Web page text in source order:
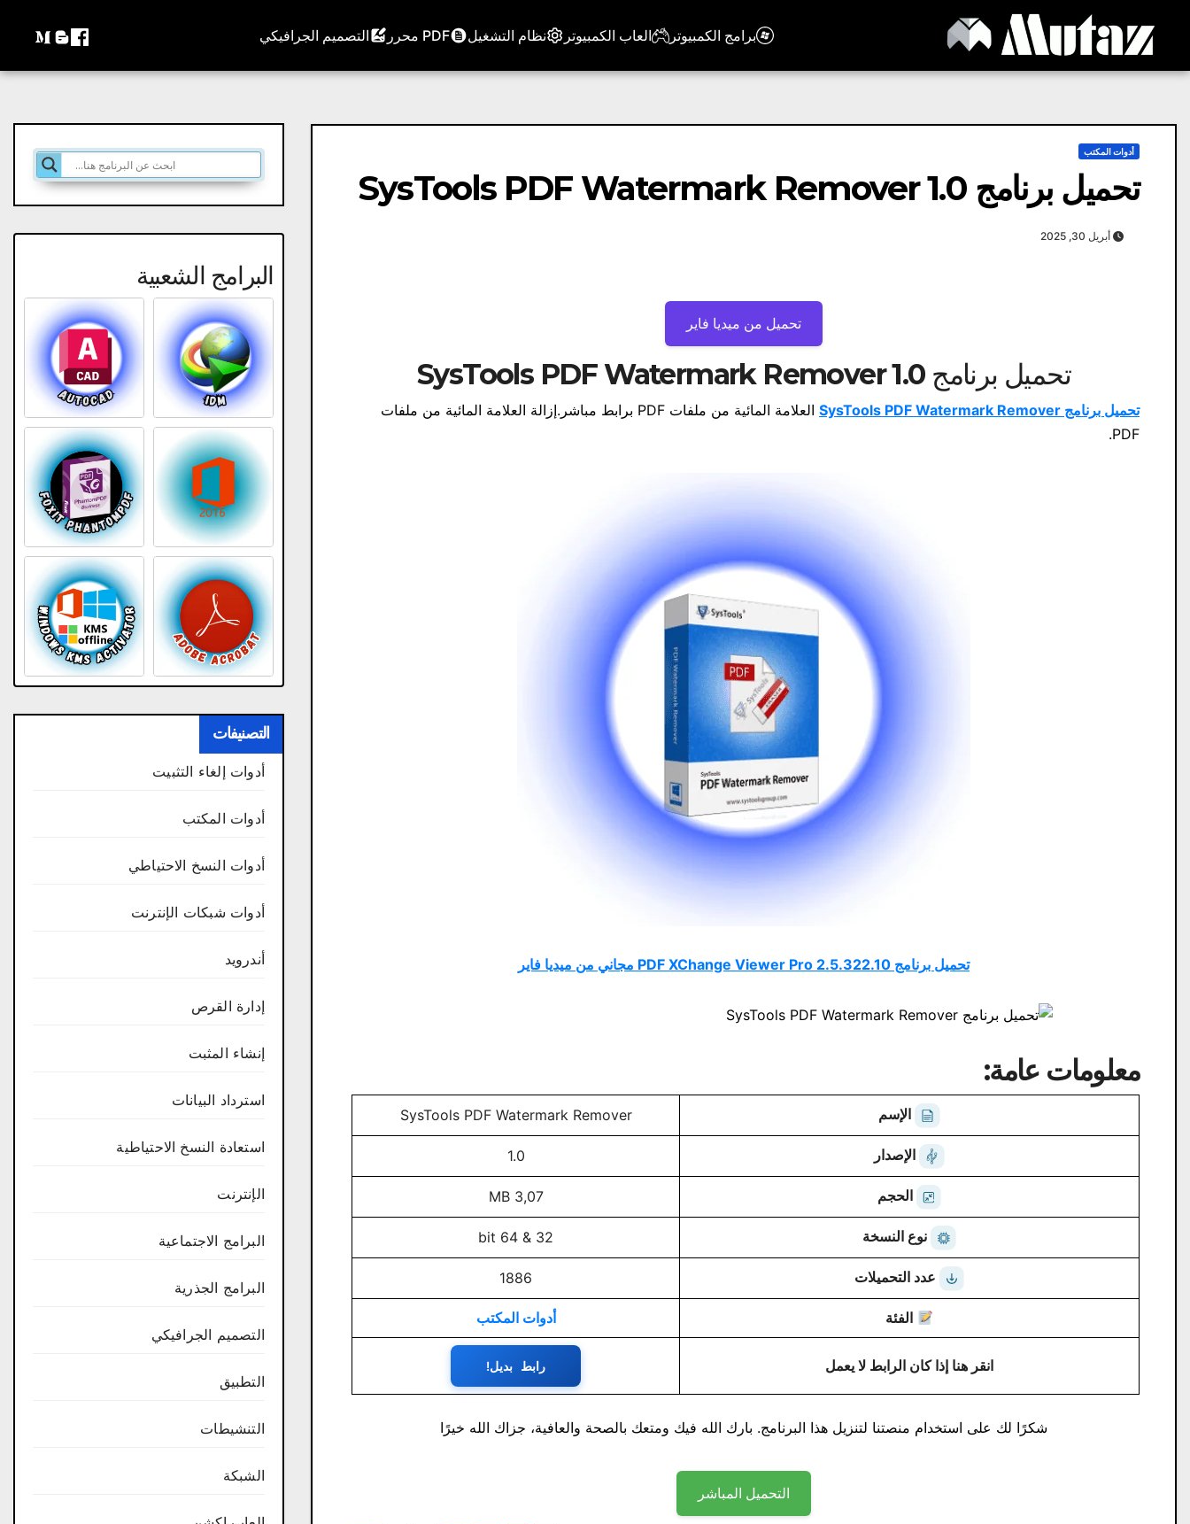
content
برامج الكمبيوتر العاب الكمبيوتر نظام التشغيل PDF محرر التصميم الجرافيكي
أدوات المكتب
تحميل برنامج SysTools PDF Watermark Remover 1.0
أبريل 30, 2025
تحميل من ميديا ​​فاير
تحميل برنامج SysTools PDF Watermark Remover 1.0
تحميل برنامج SysTools PDF Watermark Remover
العلامة المائية من ملفات PDF برابط مباشر.إزالة العلامة المائية من ملفات
PDF.
تحميل برنامج PDF XChange Viewer Pro 2.5.322.10 مجاني من ميديا ​​فاير
معلومات عامة:
الإسم SysTools PDF Watermark Remover
الإصدار 1.0
الحجم 3,07 MB
نوع النسخة 32 & 64 bit
عدد التحميلات 1886
الفئة أدوات المكتب
انقر هنا إذا كان الرابط لا يعمل رابط بديل!
شكرًا لك على استخدام منصتنا لتنزيل هذا البرنامج. بارك الله فيك ومتعك بالصحة والعافية، جزاك الله خيرًا
التحميل المباشر
البرامج الشعبية
التصنيفات
أدوات إلغاء التثبيت
أدوات المكتب
أدوات النسخ الاحتياطي
أدوات شبكات الإنترنت
أندرويد
إدارة القرص
إنشاء المثبت
استرداد البيانات
استعادة النسخ الاحتياطية
الإنترنت
البرامج الاجتماعية
البرامج الجذرية
التصميم الجرافيكي
التطبيق
التنشيطات
الشبكة